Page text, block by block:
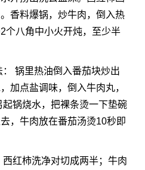
香料爆锅，炒牛肉，倒入热
个八角中小火开炖，至少半
锅里热油倒入番茄块炒出
加点盐调味，倒入牛肉丸，
锅烧水，把裸条烫一下垫碗
，牛肉放在番茄汤烫10秒即
红柿洗净对切成两半；牛肉